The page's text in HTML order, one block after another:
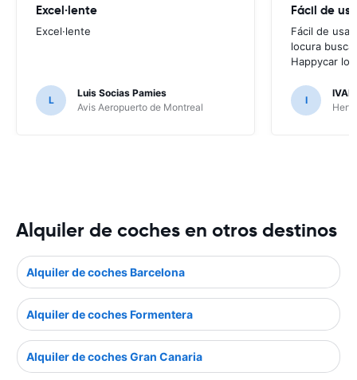
Excel·lente
Excel·lente
L
Luis Socias Pamies
Avis Aeropuerto de Montreal
Fácil de
Fácil de
locura
Happycar lo
I
IVAN
Alquiler de coches en otros destinos
Alquiler de coches Barcelona
Alquiler de coches Formentera
Alquiler de coches Gran Canaria